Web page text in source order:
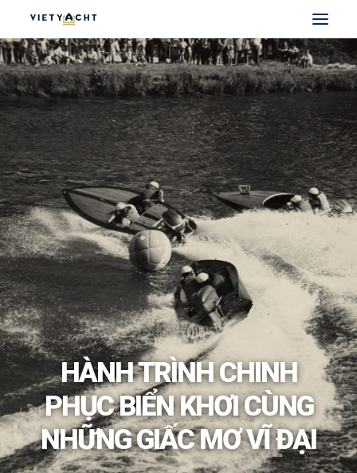
VIETYACHT
JEANNEAU
PRESTIGE
FOUNTAINE PAJOT
MAJESTY
NOMAD
DU THUYỀN ĐIỆN
THUYỀN CÓ SẴN
THUYỀN CŨ CHÍNH HÃNG
SEARCH
HÀNH TRÌNH CHINH
PHỤC BIỂN KHƠI CÙNG
NHỮNG GIẤC MƠ VĨ ĐẠI